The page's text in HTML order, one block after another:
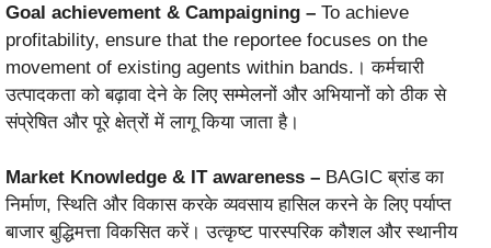
Goal achievement & Campaigning – To achieve
profitability, ensure that the reportee focuses on the
movement of existing agents within bands.। कर्मचारी
उत्पादकता को बढ़ावा देने के लिए सम्मेलनों और अभियानों को ठीक से
संप्रेषित और पूरे क्षेत्रों में लागू किया जाता है।
Market Knowledge & IT awareness – BAGIC ब्रांड का
निर्माण, स्थिति और विकास करके व्यवसाय हासिल करने के लिए पर्याप्त
बाजार बुद्धिमत्ता विकसित करें। उत्कृष्ट पारस्परिक कौशल और स्थानीय